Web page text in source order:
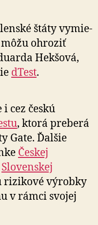
štáty vy­mie­
ohroziť
Hekšová,
dTest.
cez českú
, ktorá preberá
Gate. Ďalšie
Českej
Slovenskej
rizikové výrobky
v rámci svojej